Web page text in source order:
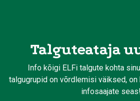
Talguteataja
Info kõigi ELFi talgute kohta
talgugrupid on võrdlemisi väiksed,
infosaajate seas!